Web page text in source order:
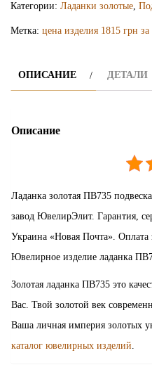
Категории: Ладанки золотые,
Метка: цена изделия 1815 грн
ОПИСАНИЕ ДЕТАЛИ
Описание
Ладанка золотая ПВ735
завод ЮвелирЭлит. Гарантия,
Украина «Новая Почта». Оплата
Ювелирное изделие ладанка
Золотая ладанка ПВ735 это
Вас. Твой золотой век
Ваша личная империя золотых
каталог ювелирных изделий